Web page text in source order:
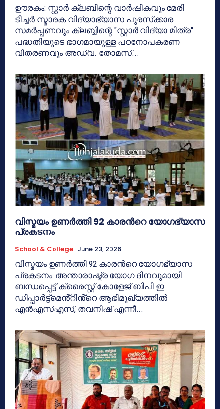
ഊരകം: സ്റ്റാർ ക്ലബിന്റെ വാർഷികവും മേരി
ടീച്ചർ സ്മാരക വിദ്യാഭ്യാസ പുരസ്‌ക്കാര
സമർപ്പണവും ക്ലബ്ബിന്റെ "സ്റ്റാർ വിദ്യാ മിത്ര"
പദ്ധതിയുടെ ഭാഗമായുള്ള പഠനോപകരണ
വിതരണവും അഡ്വ. തോമസ്...
വിസ്മയം ഉണർത്തി 92 കാരൻറെ യോഗഭ്യാസ
പ്രകടനം
School & College June 23, 2026
വിസ്മയം ഉണർത്തി 92 കാരൻറെ യോഗഭ്യാസ
പ്രകടനം: അന്താരാഷ്ട്ര യോഗ ദിനവുമായി
ബന്ധപ്പെട്ട് ക്രൈസ്റ്റ് കോളേജ് ബിപി ഇ
ഡിപ്പാർട്ട്മെൻ്റിൻ്റെ ആഭിമുഖ്യത്തിൽ
എൻഎസ്എസ്, തവനിഷ് എന്നീ...